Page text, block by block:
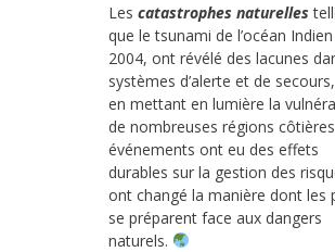
Les catastrophes naturelles
que le tsunami de l’océan
2004, ont révélé des lacunes
systèmes d’alerte et de
en mettant en lumière la
de nombreuses régions
événements ont eu des effets
durables sur la gestion des
ont changé la manière dont les
se préparent face aux dangers
naturels.